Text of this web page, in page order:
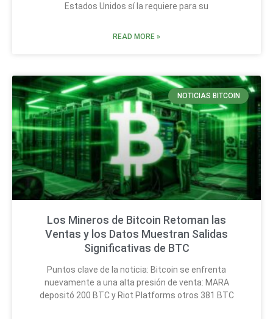
Estados Unidos sí la requiere para su
READ MORE »
NOTICIAS BITCOIN
Los Mineros de Bitcoin Retoman las
Ventas y los Datos Muestran Salidas
Significativas de BTC
Puntos clave de la noticia: Bitcoin se enfrenta
nuevamente a una alta presión de venta: MARA
depositó 200 BTC y Riot Platforms otros 381 BTC